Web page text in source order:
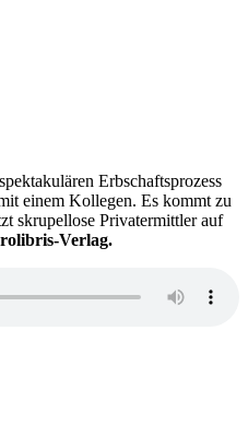
Erbschaftsprozess
einem Kollegen. Es kommt zu
skrupellose Privatermittler auf
Verlag.